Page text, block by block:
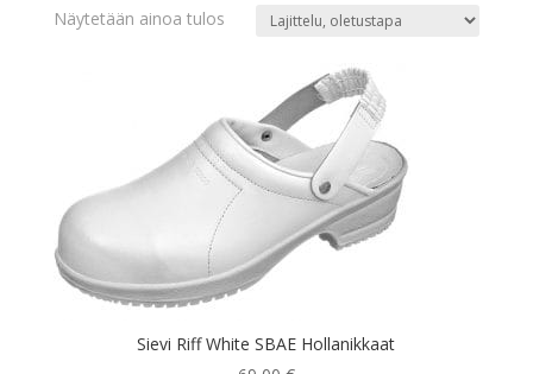
Näytetään ainoa tulos
Sievi Riff White SBAE Hollanikkaat